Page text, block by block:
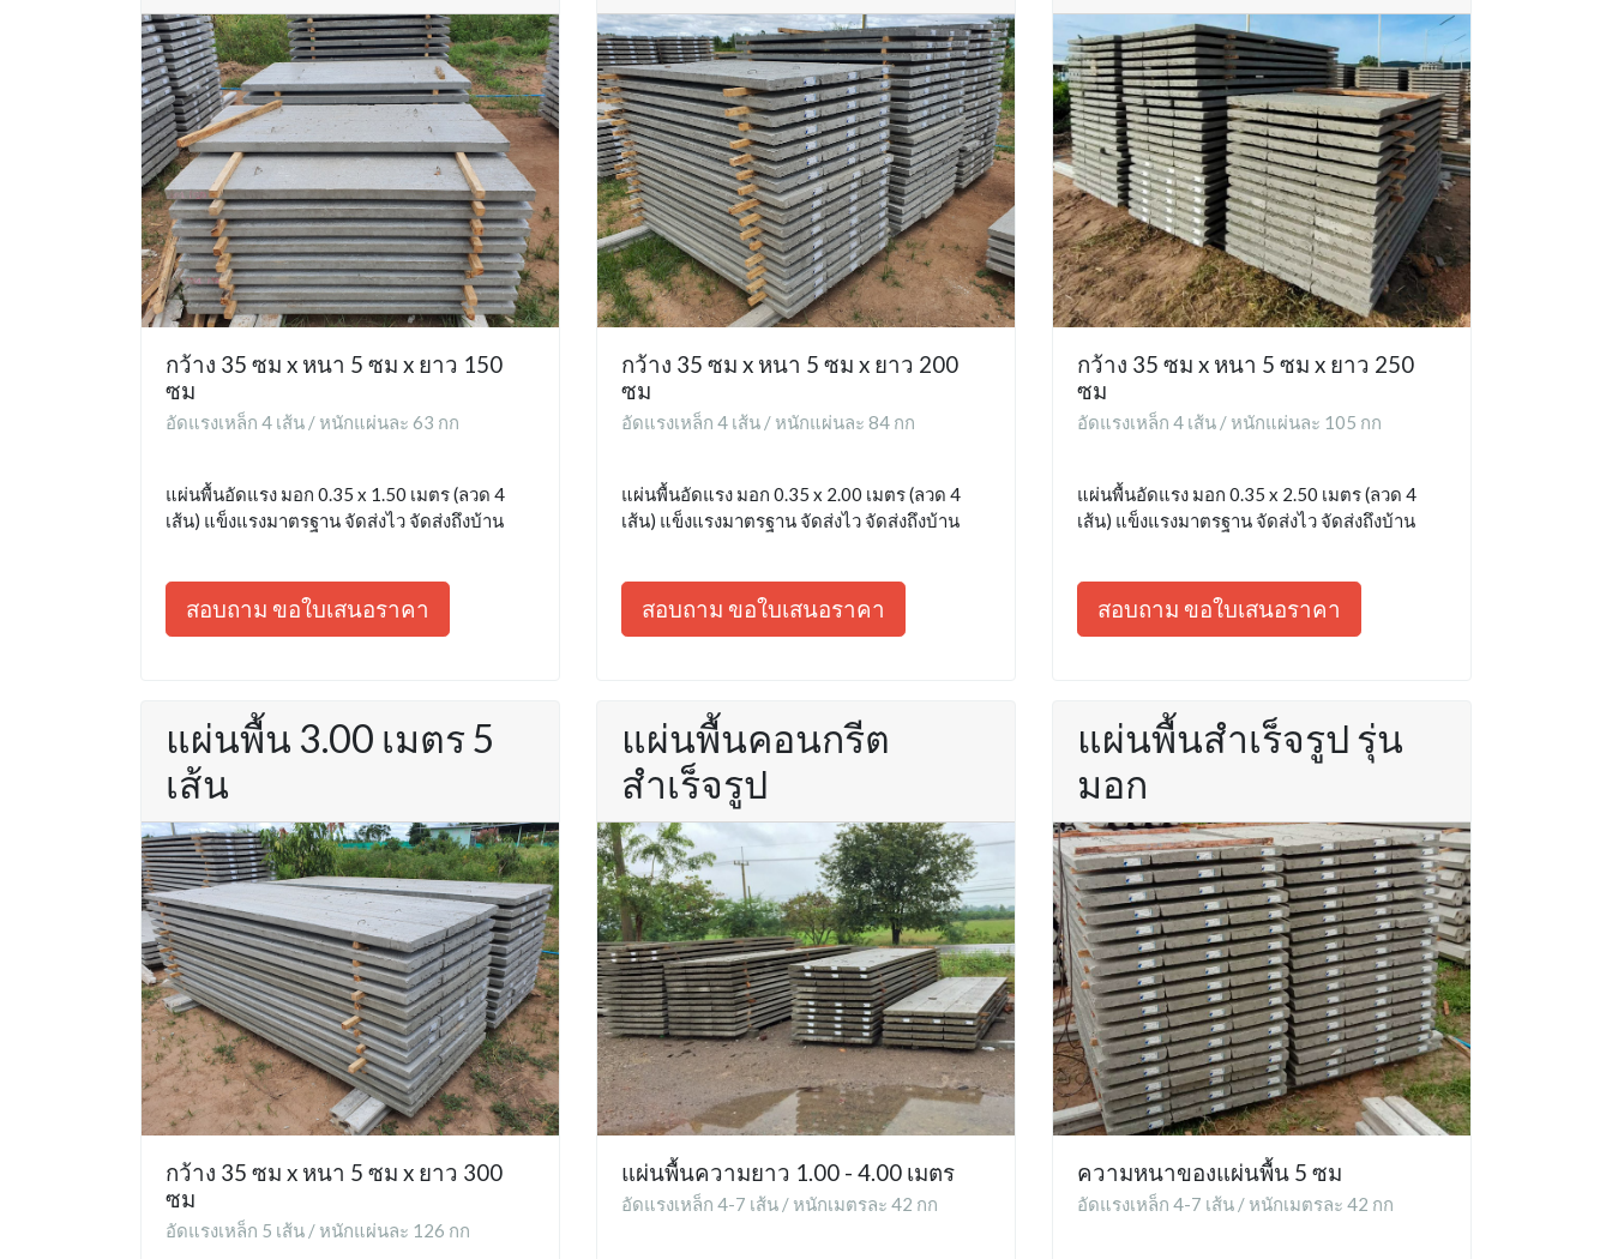
กว้าง 35 ซม x หนา 5 ซม x ยาว 150
ซม
อัดแรงเหล็ก 4 เส้น / หนักแผ่นละ 63 กก
แผ่นพื้นอัดแรง มอก 0.35 x 1.50 เมตร (ลวด 4
เส้น) แข็งแรงมาตรฐาน จัดส่งไว จัดส่งถึงบ้าน
สอบถาม ขอใบเสนอราคา
กว้าง 35 ซม x หนา 5 ซม x ยาว 200
ซม
อัดแรงเหล็ก 4 เส้น / หนักแผ่นละ 84 กก
แผ่นพื้นอัดแรง มอก 0.35 x 2.00 เมตร (ลวด 4
เส้น) แข็งแรงมาตรฐาน จัดส่งไว จัดส่งถึงบ้าน
สอบถาม ขอใบเสนอราคา
กว้าง 35 ซม x หนา 5 ซม x ยาว 250
ซม
อัดแรงเหล็ก 4 เส้น / หนักแผ่นละ 105 กก
แผ่นพื้นอัดแรง มอก 0.35 x 2.50 เมตร (ลวด 4
เส้น) แข็งแรงมาตรฐาน จัดส่งไว จัดส่งถึงบ้าน
สอบถาม ขอใบเสนอราคา
แผ่นพื้น 3.00 เมตร 5
เส้น
กว้าง 35 ซม x หนา 5 ซม x ยาว 300
ซม
อัดแรงเหล็ก 5 เส้น / หนักแผ่นละ 126 กก
แผ่นพื้นคอนกรีต
สำเร็จรูป
แผ่นพื้นความยาว 1.00 - 4.00 เมตร
อัดแรงเหล็ก 4-7 เส้น / หนักเมตรละ 42 กก
แผ่นพื้นสำเร็จรูป รุ่น
มอก
ความหนาของแผ่นพื้น 5 ซม
อัดแรงเหล็ก 4-7 เส้น / หนักเมตรละ 42 กก